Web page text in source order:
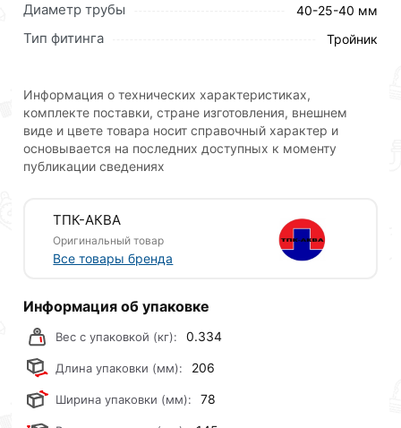
полиэтиленовых труб. Применяется в роли фитинга в
системах холодного питьевого и технического
водоснабжения, канализации или орошения.
надземных и подземных трубопроводах.
Универсальность обеспечивается благодаря
высоким качественным показателям. Изделие
устойчиво к коррозии и воздействию химических
веществ. При этом совершенно безопасно для
Преимущества:
быстрый и простой монтаж;
высокое качество по доступной цене.
Для приобретения данной позиции, кликните
мышкой«Добавить в корзину»
кнопку
«Быстрый заказ» . Также можете оформить
Диаметр трубы 40-25-40 мм
Тип фитинга Тройник
Информация о технических характеристиках,
комплекте поставки, стране изготовления, внешнем
виде и цвете товара носит справочный характер и
основывается на последних доступных к моменту
публикации сведениях
ТПК-АКВА
Оригинальный товар
Все товары бренда
Информация об упаковке
Вес с упаковкой (кг): 0.334
Длина упаковки (мм): 206
Ширина упаковки (мм): 78